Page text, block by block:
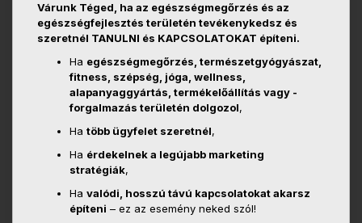
Várunk Téged, ha az egészségmegőrzés és az
egészségfejlesztés területén tevékenykedsz és
szeretnél TANULNI és KAPCSOLATOKAT építeni.
Ha egészségmegőrzés, természetgyógyászat,
fitness, szépség, jóga, wellness,
alapanyaggyártás, termékelőállítás vagy -
forgalmazás területén dolgozol,
Ha több ügyfelet szeretnél,
Ha érdekelnek a legújabb marketing
stratégiák,
Ha valódi, hosszú távú kapcsolatokat akarsz
építeni – ez az esemény neked szól!